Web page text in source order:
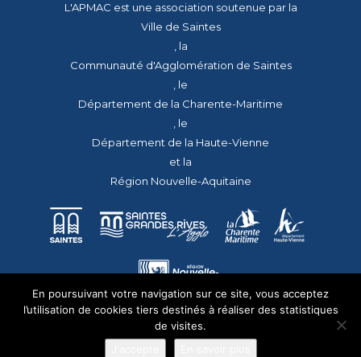
L'APMAC est une association soutenue par la
Ville de Saintes
, la
Communauté d'Agglomération de Saintes
, le
Département de la Charente-Maritime
, le
Département de la Haute-Vienne
et la
Région Nouvelle-Aquitaine
En poursuivant votre navigation sur ce site, vous acceptez
l’utilisation de cookies tiers destinés à réaliser des statistiques
de visites.